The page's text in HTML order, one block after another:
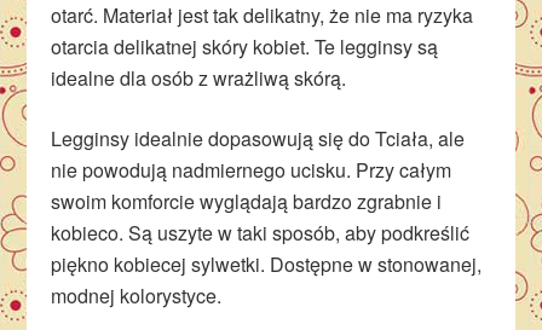
otarć. Materiał jest tak delikatny, że nie ma ryzyka
otarcia delikatnej skóry kobiet. Te legginsy są
idealne dla osób z wrażliwą skórą.
Legginsy idealnie dopasowują się do Tciała, ale
nie powodują nadmiernego ucisku. Przy całym
swoim komforcie wyglądają bardzo zgrabnie i
kobieco. Są uszyte w taki sposób, aby podkreślić
piękno kobiecej sylwetki. Dostępne w stonowanej,
modnej kolorystyce.